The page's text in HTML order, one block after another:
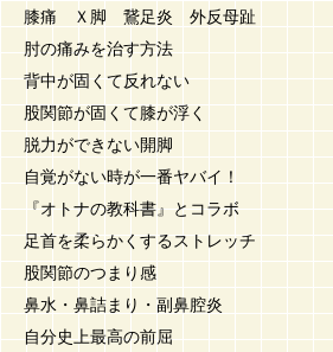
膝痛 Ｘ脚 鵞足炎 外反母趾
肘の痛みを治す方法
背中が固くて反れない
股関節が固くて膝が浮く
脱力ができない開脚
自覚がない時が一番ヤバイ！
『オトナの教科書』とコラボ
足首を柔らかくするストレッチ
股関節のつまり感
鼻水・鼻詰まり・副鼻腔炎
自分史上最高の前屈